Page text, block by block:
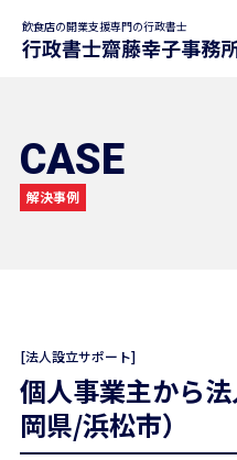
飲食店の開業支援専門の行政書士
CASE
解決事例
[法人設立サポート]
個人事業主から
岡県/浜松市）
サービス案内
解決事例
お役立ち記事